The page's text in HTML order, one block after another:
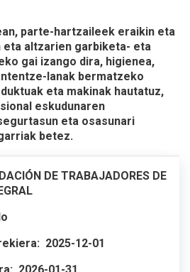
parte-hartzaileek eraikin eta
eta altzarien garbiketa- eta
gai izango dira, higienea,
lanak bermatzeko
eta makinak hautatuz,
eskudunaren
eta osasunari
betez.
DE TRABAJADORES DE
2025-12-01